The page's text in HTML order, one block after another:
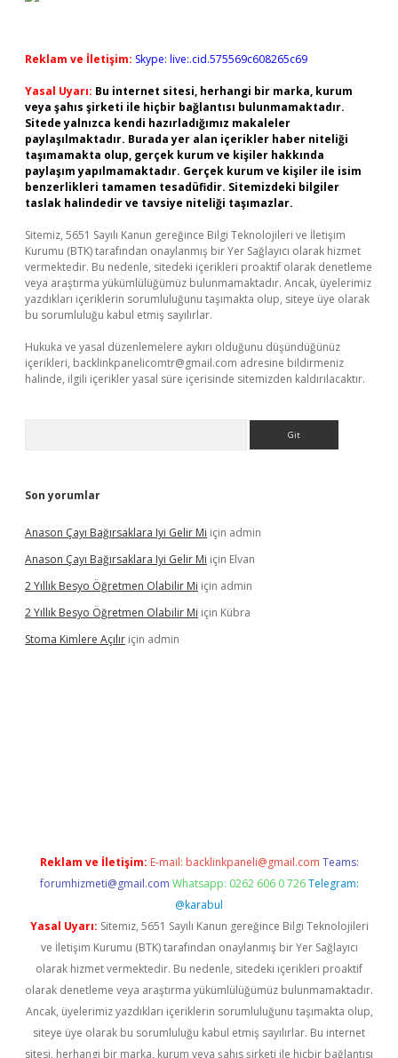
Reklam ve İletişim: Skype: live:.cid.575569c608265c69
Yasal Uyarı: Bu internet sitesi, herhangi bir marka, kurum
veya şahıs şirketi ile hiçbir bağlantısı bulunmamaktadır.
Sitede yalnızca kendi hazırladığımız makaleler
paylaşılmaktadır. Burada yer alan içerikler haber niteliği
taşımamakta olup, gerçek kurum ve kişiler hakkında
paylaşım yapılmamaktadır. Gerçek kurum ve kişiler ile isim
benzerlikleri tamamen tesadüfidir. Sitemizdeki bilgiler
taslak halindedir ve tavsiye niteliği taşımazlar.
Sitemiz, 5651 Sayılı Kanun gereğince Bilgi Teknolojileri ve İletişim
Kurumu (BTK) tarafından onaylanmış bir Yer Sağlayıcı olarak hizmet
vermektedir. Bu nedenle, sitedeki içerikleri proaktif olarak denetleme
veya araştırma yükümlülüğümüz bulunmamaktadır. Ancak, üyelerimiz
yazdıkları içeriklerin sorumluluğunu taşımakta olup, siteye üye olarak
bu sorumluluğu kabul etmiş sayılırlar.
Hukuka ve yasal düzenlemelere aykırı olduğunu düşündüğünüz
içerikleri, backlinkpanelicomtr@gmail.com adresine bildirmeniz
halinde, ilgili içerikler yasal süre içerisinde sitemizden kaldırılacaktır.
Son yorumlar
Anason Çayı Bağırsaklara Iyi Gelir Mi için admin
Anason Çayı Bağırsaklara Iyi Gelir Mi için Elvan
2 Yıllık Besyo Öğretmen Olabilir Mi için admin
2 Yıllık Besyo Öğretmen Olabilir Mi için Kübra
Stoma Kimlere Açılır için admin
Reklam ve İletişim: E-mail: backlinkpaneli@gmail.com Teams:
forumhizmeti@gmail.com Whatsapp: 0262 606 0 726 Telegram:
@karabul
Yasal Uyarı: Sitemiz, 5651 Sayılı Kanun gereğince Bilgi Teknolojileri
ve İletişim Kurumu (BTK) tarafından onaylanmış bir Yer Sağlayıcı
olarak hizmet vermektedir. Bu nedenle, sitedeki içerikleri proaktif
olarak denetleme veya araştırma yükümlülüğümüz bulunmamaktadır.
Ancak, üyelerimiz yazdıkları içeriklerin sorumluluğunu taşımakta olup,
siteye üye olarak bu sorumluluğu kabul etmiş sayılırlar. Bu internet
sitesi, herhangi bir marka, kurum veya şahıs şirketi ile hiçbir bağlantısı